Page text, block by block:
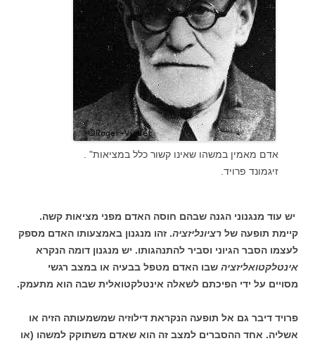
אדם מאמין במשהו שאינו קשור כלל במציאות" .
זיגמונד פרויד.
יש עוד מנגנוני הגנה שבהם חוסה האדם מפני מציאות קשה.
קיימת תופעה של רציונליזציה. זהו מנגנון באמצעותו האדם מספק
לעצמו הסבר הגיוני וסביר להתנהגותו. יש מנגנון דומה הנקרא
אינטלקטואליזציה שבו האדם מטפל בבעיה או במצב רגשי
מסויים על ידי הפיכתם לשאלה אינטלקטואלית שבה הוא מתעמק.
פרויד דיבר גם אל תופעה הנקראת דילוזיה שמשמעותה הזיה או
אשליה. אחד ההסברים למצב זה הוא שאדם משתוקק למשהו (או